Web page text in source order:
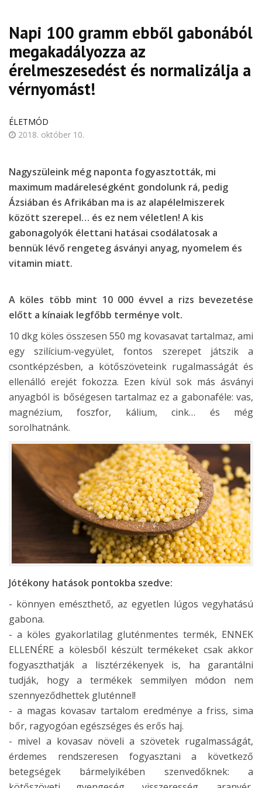
Napi 100 gramm ebből gabonából
megakadályozza az
érelmeszesedést és normalizálja a
vérnyomást!
ÉLETMÓD
2018. október 10.
Nagyszüleink még naponta fogyasztották, mi
maximum madáreleségként gondolunk rá, pedig
Ázsiában és Afrikában ma is az alapélelmiszerek
között szerepel… és ez nem véletlen! A kis
gabonagolyók élettani hatásai csodálatosak a
bennük lévő rengeteg ásványi anyag, nyomelem és
vitamin miatt.
A köles több mint 10 000 évvel a rizs bevezetése
előtt a kínaiak legfőbb terménye volt.
10 dkg köles összesen 550 mg kovasavat tartalmaz, ami
egy szilícium-vegyület, fontos szerepet játszik a
csontképzésben, a kötőszöveteink rugalmasságát és
ellenálló erejét fokozza. Ezen kívül sok más ásványi
anyagból is bőségesen tartalmaz ez a gabonaféle: vas,
magnézium, foszfor, kálium, cink… és még
sorolhatnánk.
Jótékony hatások pontokba szedve:
- könnyen emészthető, az egyetlen lúgos vegyhatású
gabona.
- a köles gyakorlatilag gluténmentes termék, ENNEK
ELLENÉRE a kölesből készült termékeket csak akkor
fogyaszthatják a lisztérzékenyek is, ha garantálni
tudják, hogy a termékek semmilyen módon nem
szennyeződhettek gluténnel!
- a magas kovasav tartalom eredménye a friss, sima
bőr, ragyogóan egészséges és erős haj.
- mivel a kovasav növeli a szövetek rugalmasságát,
érdemes rendszeresen fogyasztani a következő
betegségek bármelyikében szenvedőknek: a